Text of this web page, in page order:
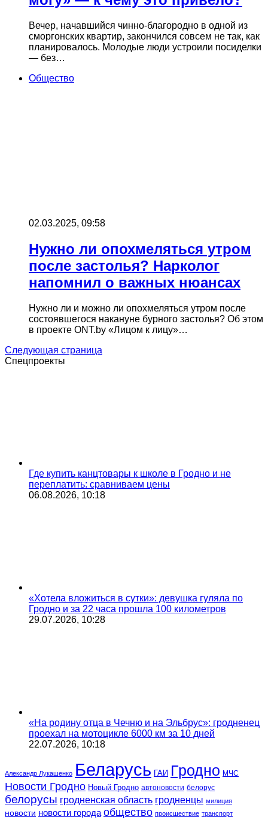
Вечер, начавшийся чинно-благородно в одной из
сморгонских квартир, закончился совсем не так, как
планировалось. Молодые люди устроили посиделки
— без…
Общество
02.03.2025, 09:58
Нужно ли опохмеляться утром
после застолья? Нарколог
напомнил о важных нюансах
Нужно ли и можно ли опохмеляться утром после
состоявшегося накануне бурного застолья? Об этом
в проекте ONT.by «Лицом к лицу»…
Следующая страница
Спецпроекты
Где купить канцтовары к школе в Гродно и не
переплатить: сравниваем цены
06.08.2026, 10:18
«Хотела вложиться в сутки»: девушка гуляла по
Гродно и за 22 часа прошла 100 километров
29.07.2026, 10:28
«На родину отца в Чечню и на Эльбрус»: гродненец
проехал на мотоцикле 6000 км за 10 дней
22.07.2026, 10:18
Александр Лукашенко Беларусь ГАИ Гродно МЧС
Новости Гродно Новый Гродно автоновости белорус
белорусы гродненская область гродненцы милиция
новости новости города общество происшествие транспорт